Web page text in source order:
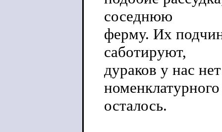
соседнюю
ферму. Их
саботируют,
дураков у нас
осталось.